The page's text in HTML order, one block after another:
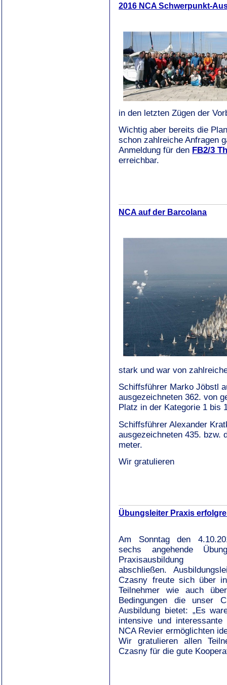
2016 NCA Schwerpunkt-
in den letzten Zügen der
Wichtig aber bereits die
schon zahlreiche Anfragen
Anmeldung für den FB2/3
erreichbar.
NCA auf der Barcolana
stark und war von
Schiffsführer Marko Jöbstl
ausgezeichneten 362. von
Platz in der Kategorie 1 bis
Schiffsführer Alexander
ausgezeichneten 435. bzw.
meter.
Wir gratulieren
Übungsleiter Praxis
Am Sonntag den
sechs angehende
Praxisausbildung
abschließen.
Czasny freute sich über
Teilnehmer wie auch
Bedingungen die unser
Ausbildung bietet: „Es
intensive und
NCA Revier ermöglichten
Wir gratulieren allen
Czasny für die gute